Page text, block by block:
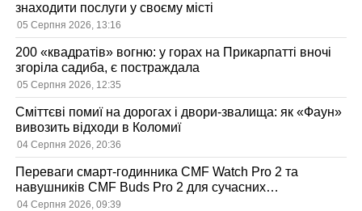
знаходити послуги у своєму місті
05 Серпня 2026, 13:16
200 «квадратів» вогню: у горах на Прикарпатті вночі
згоріла садиба, є постраждала
05 Серпня 2026, 12:35
Сміттєві помиї на дорогах і двори-звалища: як «Фаун»
вивозить відходи в Коломиї
04 Серпня 2026, 20:36
Переваги смарт-годинника CMF Watch Pro 2 та
навушників CMF Buds Pro 2 для сучасних
користувачів
04 Серпня 2026, 09:39